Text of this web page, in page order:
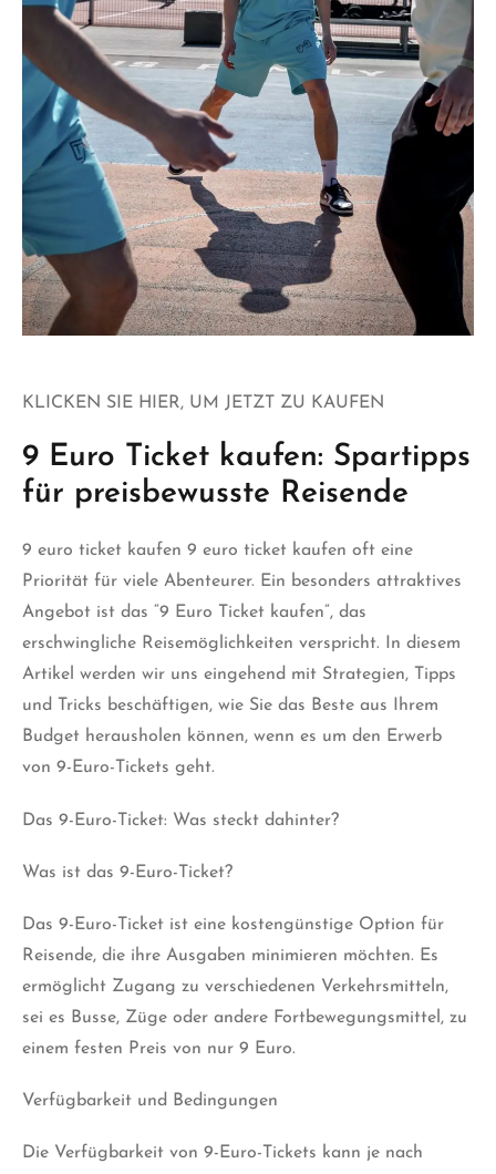
KLICKEN SIE HIER, UM JETZT ZU KAUFEN
9 Euro Ticket kaufen: Spartipps
für preisbewusste Reisende
9 euro ticket kaufen 9 euro ticket kaufen oft eine
Priorität für viele Abenteurer. Ein besonders attraktives
Angebot ist das “9 Euro Ticket kaufen”, das
erschwingliche Reisemöglichkeiten verspricht. In diesem
Artikel werden wir uns eingehend mit Strategien, Tipps
und Tricks beschäftigen, wie Sie das Beste aus Ihrem
Budget herausholen können, wenn es um den Erwerb
von 9-Euro-Tickets geht.
Das 9-Euro-Ticket: Was steckt dahinter?
Was ist das 9-Euro-Ticket?
Das 9-Euro-Ticket ist eine kostengünstige Option für
Reisende, die ihre Ausgaben minimieren möchten. Es
ermöglicht Zugang zu verschiedenen Verkehrsmitteln,
sei es Busse, Züge oder andere Fortbewegungsmittel, zu
einem festen Preis von nur 9 Euro.
Verfügbarkeit und Bedingungen
Die Verfügbarkeit von 9-Euro-Tickets kann je nach